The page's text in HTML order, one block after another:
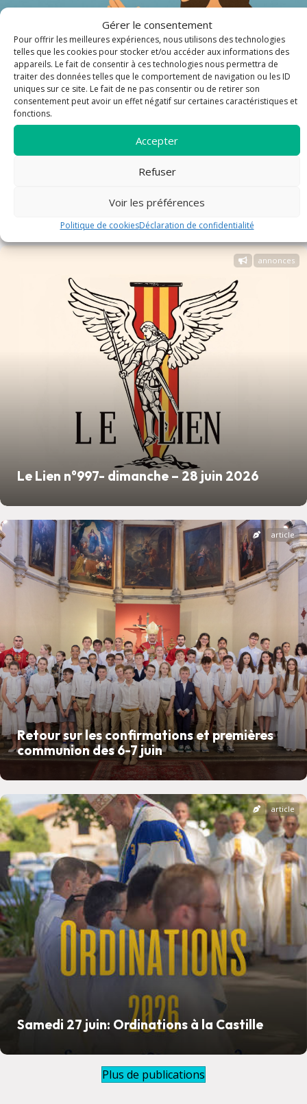
Gérer le consentement
Pour offrir les meilleures expériences, nous utilisons des technologies
telles que les cookies pour stocker et/ou accéder aux informations des
appareils. Le fait de consentir à ces technologies nous permettra de
traiter des données telles que le comportement de navigation ou les ID
uniques sur ce site. Le fait de ne pas consentir ou de retirer son
consentement peut avoir un effet négatif sur certaines caractéristiques et
fonctions.
Accepter
Refuser
Voir les préférences
Politique de cookiesDéclaration de confidentialité
Rentrée 2026 - 2027
Le Lien n°997- dimanche – 28 juin 2026
annonces
Retour sur les confirmations et premières
communion des 6-7 juin
article
Samedi 27 juin: Ordinations à la Castille
article
Plus de publications